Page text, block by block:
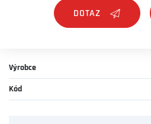
DOTAZ
Výrobce
Kód